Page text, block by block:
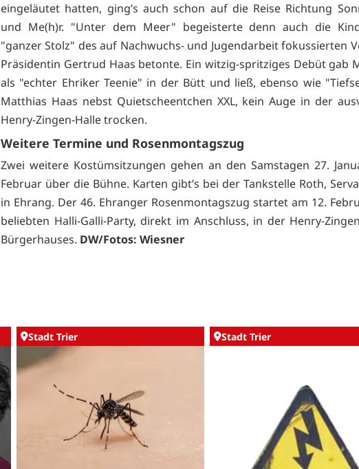
eingeläutet hatten, ging’s auch schon auf die Reise Richtung
und Me(h)r. "Unter dem Meer" begeisterte denn auch die
"ganzer Stolz" des auf Nachwuchs- und Jugendarbeit fokussierten
Präsidentin Gertrud Haas betonte. Ein witzig-spritziges Debüt gab
als "echter Ehriker Teenie" in der Bütt und ließ, ebenso wie
Matthias Haas nebst Quietscheentchen XXL, kein Auge in der
Henry-Zingen-Halle trocken.
Weitere Termine und Rosenmontagszug
Zwei weitere Kostümsitzungen gehen an den Samstagen 27.
Februar über die Bühne. Karten gibt’s bei der Tankstelle Roth,
in Ehrang. Der 46. Ehranger Rosenmontagszug startet am 12.
beliebten Halli-Galli-Party, direkt im Anschluss, in der Henry-
Bürgerhauses. DW/Fotos: Wiesner
Stadt Trier Stadt Trier